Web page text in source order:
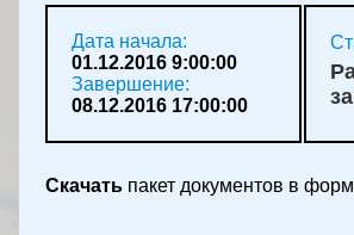
Дата начала:
01.12.2016 9:00:00
Завершение:
08.12.2016 17:00:00
Скачать пакет документов в